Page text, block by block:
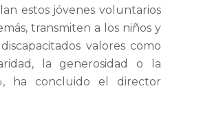
estos jóvenes voluntarios
transmiten a los niños y
valores como
la generosidad o la
ha concluido el director